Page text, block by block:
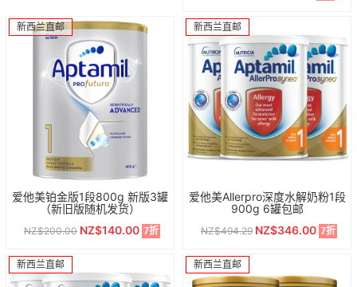
新西兰直邮
爱他美铂金版1段800g 新版3罐
（新旧版随机发货）
NZ$200.00 NZ$140.00 7折
新西兰直邮
爱他美Allerpro深度水解奶粉1段
900g 6罐包邮
NZ$494.29 NZ$346.00 7折
新西兰直邮 新西兰直邮